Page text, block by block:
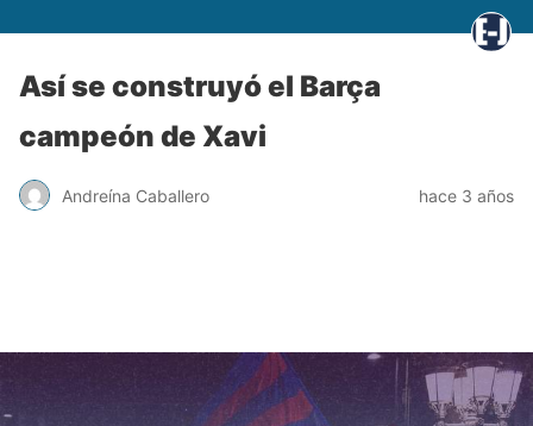
Así se construyó el Barça
campeón de Xavi
Andreína Caballero hace 3 años